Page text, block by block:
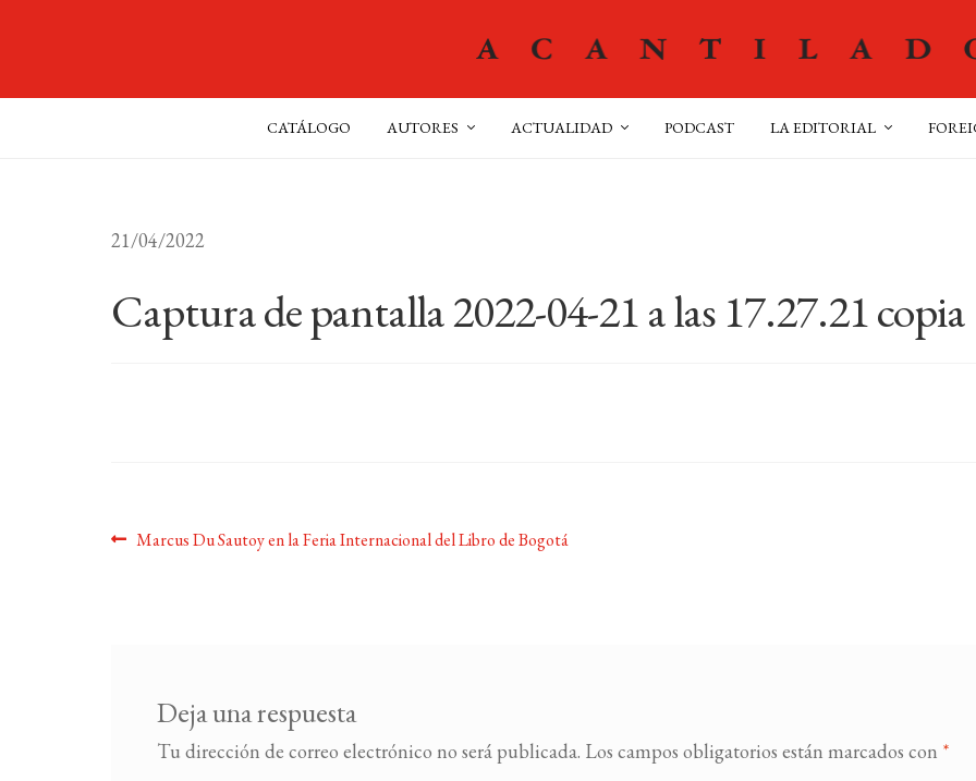
CATÁLOGO AUTORES ACTUALIDAD PODCAST LA EDITORIAL
21/04/2022
Captura de pantalla 2022-04-21 a las 17.27.21 copia
Navegación
Anterior:
Marcus Du Sautoy en la Feria Internacional del Libro de Bogotá
Deja una respuesta
Tu dirección de correo electrónico no será publicada. Los campos obligatorios están marcados con *